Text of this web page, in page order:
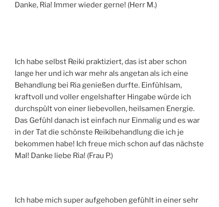
Danke, Ria! Immer wieder gerne! (Herr M.)
Ich habe selbst Reiki praktiziert, das ist aber schon
lange her und ich war mehr als angetan als ich eine
Behandlung bei Ria genießen durfte. Einfühlsam,
kraftvoll und voller engelshafter Hingabe würde ich
durchspült von einer liebevollen, heilsamen Energie.
Das Gefühl danach ist einfach nur Einmalig und es war
in der Tat die schönste Reikibehandlung die ich je
bekommen habe! Ich freue mich schon auf das nächste
Mal! Danke liebe Ria! (Frau P.)
Ich habe mich super aufgehoben gefühlt in einer sehr